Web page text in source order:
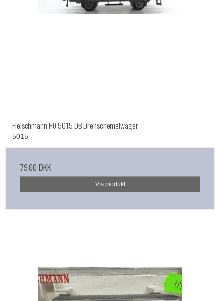
Fleischmann HO 5015 DB Drehschemelwagen
5015
79,00 DKK
Vis produkt